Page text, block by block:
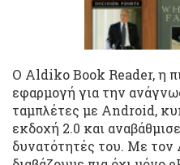
Ο Aldiko Book Reader, η
εφαρμογή για την
ταμπλέτες με Android,
εκδοχή 2.0 και
δυνατότητές του. Με